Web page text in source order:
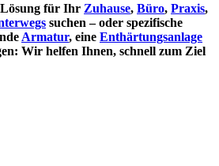
Lösung für Ihr Zuhause, Büro, Praxis,
suchen – oder spezifische
Armatur, eine Enthärtungsanlage
Wir helfen Ihnen, schnell zum Ziel